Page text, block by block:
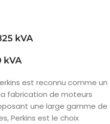
kVA
kVA
est reconnu comme un
fabrication de moteurs
une large gamme de
Perkins est le choix